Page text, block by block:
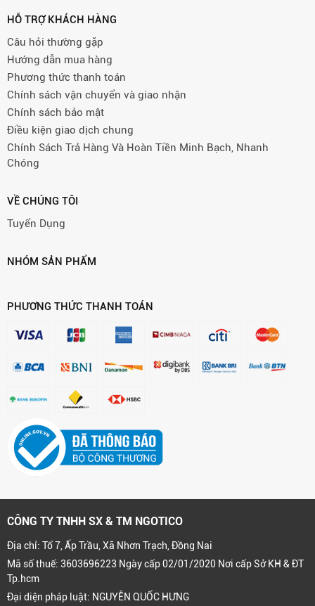
HỖ TRỢ KHÁCH HÀNG
Câu hỏi thường gặp
Hướng dẫn mua hàng
Phương thức thanh toán
Chính sách vận chuyển và giao nhận
Chính sách bảo mật
Điều kiện giao dịch chung
Chính Sách Trả Hàng Và Hoàn Tiền Minh Bạch, Nhanh
Chóng
VỀ CHÚNG TÔI
Tuyển Dụng
NHÓM SẢN PHẨM
PHƯƠNG THỨC THANH TOÁN
CÔNG TY TNHH SX & TM NGOTICO
Địa chỉ: Tổ 7, Ấp Trầu, Xã Nhơn Trạch, Đồng Nai
Mã số thuế: 3603696223 Ngày cấp 02/01/2020 Nơi cấp Sở KH & ĐT
Tp.hcm
Đại diện pháp luật: NGUYỄN QUỐC HƯNG